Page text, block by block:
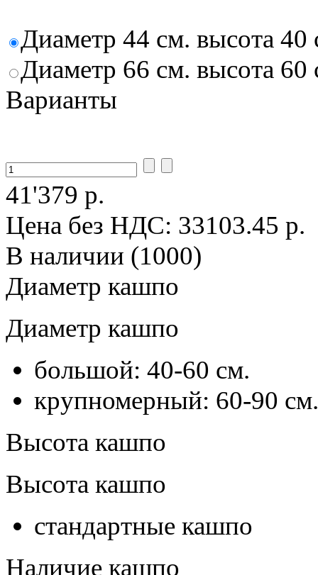
Диаметр 44 см. высота 40
Диаметр 66 см. высота
Варианты
41'379 р.
Цена без НДС: 33103.45 р.
В наличии (1000)
Диаметр кашпо
Диаметр кашпо
большой: 40-60 см.
крупномерный: 60-90 см.
Высота кашпо
Высота кашпо
стандартные кашпо
Наличие кашпо